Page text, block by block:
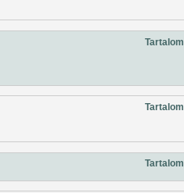
Tartalom
Tartalom
Tartalom